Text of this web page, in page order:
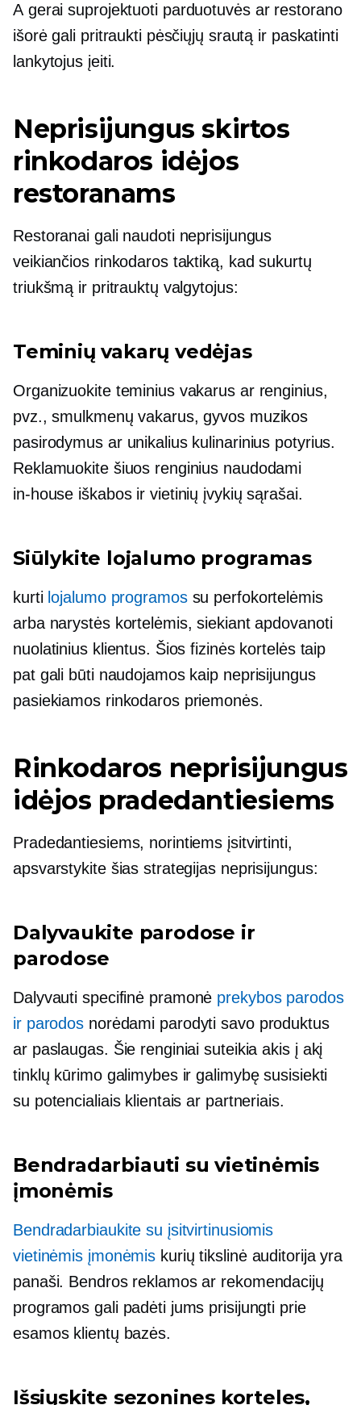
A gerai suprojektuotiparduotuvės ar restorano
išorė gali pritraukti pėsčiųjų srautą ir paskatinti
lankytojus įeiti.
Neprisijungus skirtos
rinkodaros idėjos
restoranams
Restoranai gali naudoti neprisijungus
veikiančios rinkodaros taktiką, kad sukurtų
triukšmą ir pritrauktų valgytojus:
Teminių vakarų vedėjas
Organizuokite teminius vakarus ar renginius,
pvz., smulkmenų vakarus, gyvos muzikos
pasirodymus ar unikalius kulinarinius potyrius.
Reklamuokite šiuos renginius naudodami
in-house iškabos ir vietinių įvykių sąrašai.
Siūlykite lojalumo programas
kurti lojalumo programossu perfokortelėmis
arba narystės kortelėmis, siekiant apdovanoti
nuolatinius klientus. Šios fizinės kortelės taip
pat gali būti naudojamos kaip neprisijungus
pasiekiamos rinkodaros priemonės.
Rinkodaros neprisijungus
idėjos pradedantiesiems
Pradedantiesiems, norintiems įsitvirtinti,
apsvarstykite šias strategijas neprisijungus:
Dalyvaukite parodose ir
parodose
Dalyvautispecifinė pramonė prekybos parodos
ir parodos norėdami parodyti savo produktus
ar paslaugas. Šie renginiai suteikiaakis į akį
tinklų kūrimo galimybes ir galimybę susisiekti
su potencialiais klientais ar partneriais.
Bendradarbiauti su vietinėmis
įmonėmis
Bendradarbiaukite su įsitvirtinusiomis
vietinėmis įmonėmis kurių tikslinė auditorija yra
panaši. Bendros reklamos ar rekomendacijų
programos gali padėti jums prisijungti prie
esamos klientų bazės.
Išsiųskite sezonines korteles,